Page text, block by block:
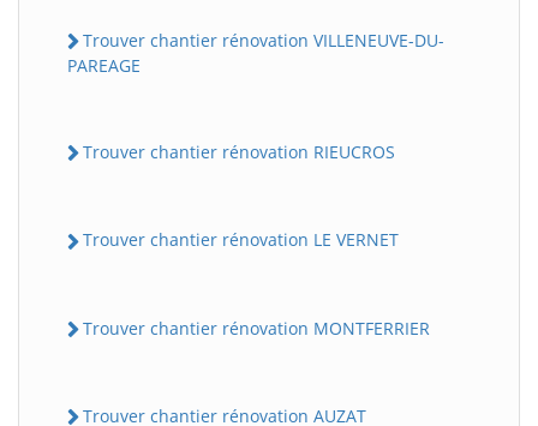
Trouver chantier rénovation VILLENEUVE-DU-
PAREAGE
Trouver chantier rénovation RIEUCROS
Trouver chantier rénovation LE VERNET
Trouver chantier rénovation MONTFERRIER
Trouver chantier rénovation AUZAT